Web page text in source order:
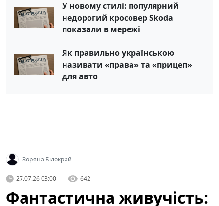
У новому стилі: популярний
недорогий кросовер Skoda
показали в мережі
Як правильно українською
називати «права» та «прицеп»
для авто
Зоряна Білокрай
27.07.26 03:00 642
Фантастична живучість: